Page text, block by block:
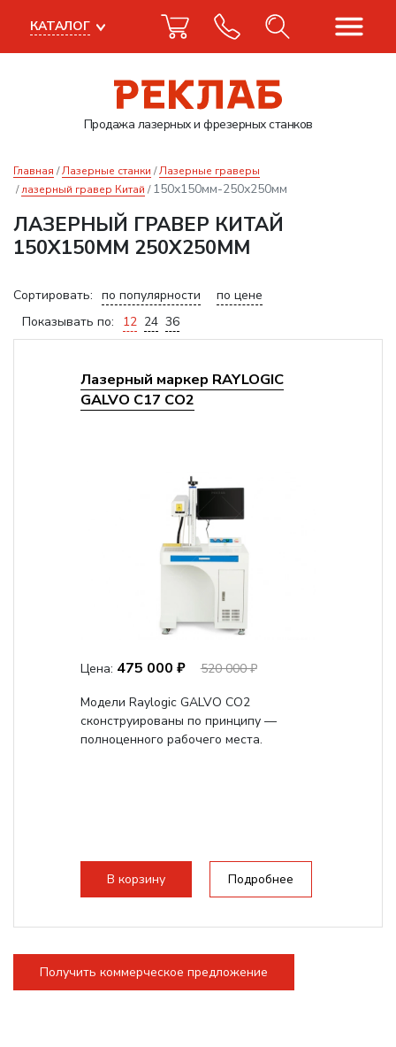
Продажа лазерныхи фрезерных станков
КАТАЛОГ
Главная Лазерные станки
Лазерные граверы
лазерный гравер Китай
150х150мм-250х250мм
ЛАЗЕРНЫЙ ГРАВЕР КИТАЙ
150Х150ММ 250Х250ММ
Сортировать: по популярности
по цене
Показывать по:
12 24 36
Лазерный маркер RAYLOGIC
GALVO C17 CO2
Цена: 475 000 ₽
520 000 ₽
Модели Raylogic GALVO CO2
сконструированы по принципу —
полноценного рабочего места.
В корзину Подробнее
Получить коммерческое предложение